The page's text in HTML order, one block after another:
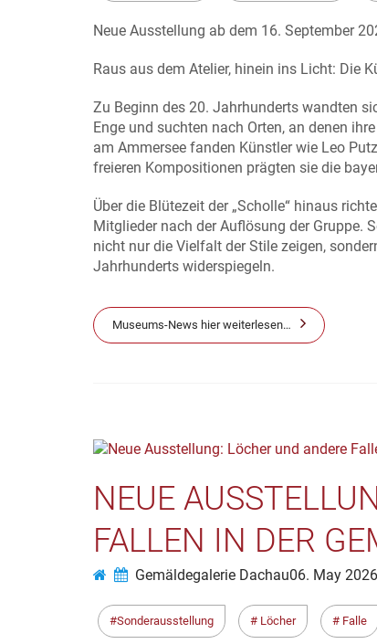
Neue Ausstellung ab dem 16. September
Raus aus dem Atelier, hinein ins Licht: Die
Zu Beginn des 20. Jahrhunderts wandten
Enge und suchten nach Orten, an denen
am Ammersee fanden Künstler wie Leo
freieren Kompositionen prägten sie die
Über die Blütezeit der „Scholle“ hinaus
Mitglieder nach der Auflösung der Gruppe.
nicht nur die Vielfalt der Stile zeigen,
Jahrhunderts widerspiegeln.
Museums-News hier weiterlesen…
NEUE
FALLEN IN DER
Gemäldegalerie Dachau06. May 2026
Sonderausstellung Löcher Falle